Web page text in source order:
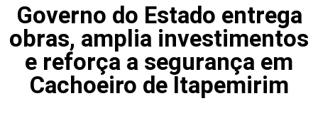
Governo do Estado entrega
obras, amplia investimentos
e reforça a segurança em
Cachoeiro de Itapemirim